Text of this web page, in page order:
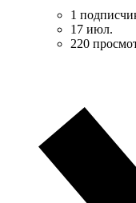
1
17 июл.
220